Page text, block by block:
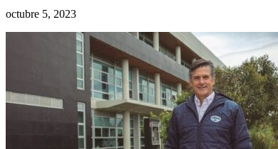
octubre 5, 2023